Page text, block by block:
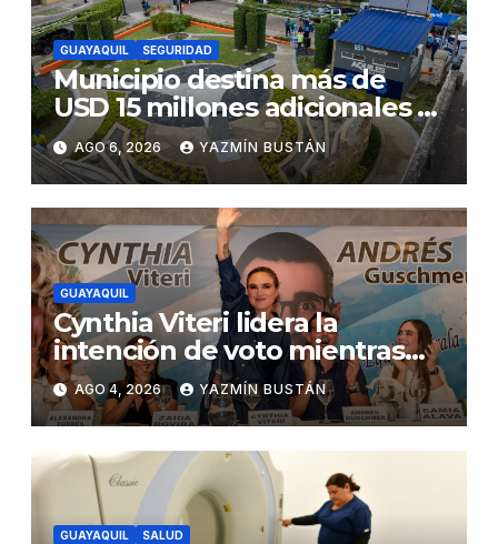
GUAYAQUIL SEGURIDAD
Municipio destina más de
USD 15 millones adicionales a
SEGURA EP para fortalecer la
seguridad ciudadana
AGO 6, 2026 YAZMÍN BUSTÁN
GUAYAQUIL
Cynthia Viteri lidera la
intención de voto mientras
Andrés Guschmer muestra
un destacado crecimiento,
según AtlasIntel
AGO 4, 2026 YAZMÍN BUSTÁN
GUAYAQUIL SALUD